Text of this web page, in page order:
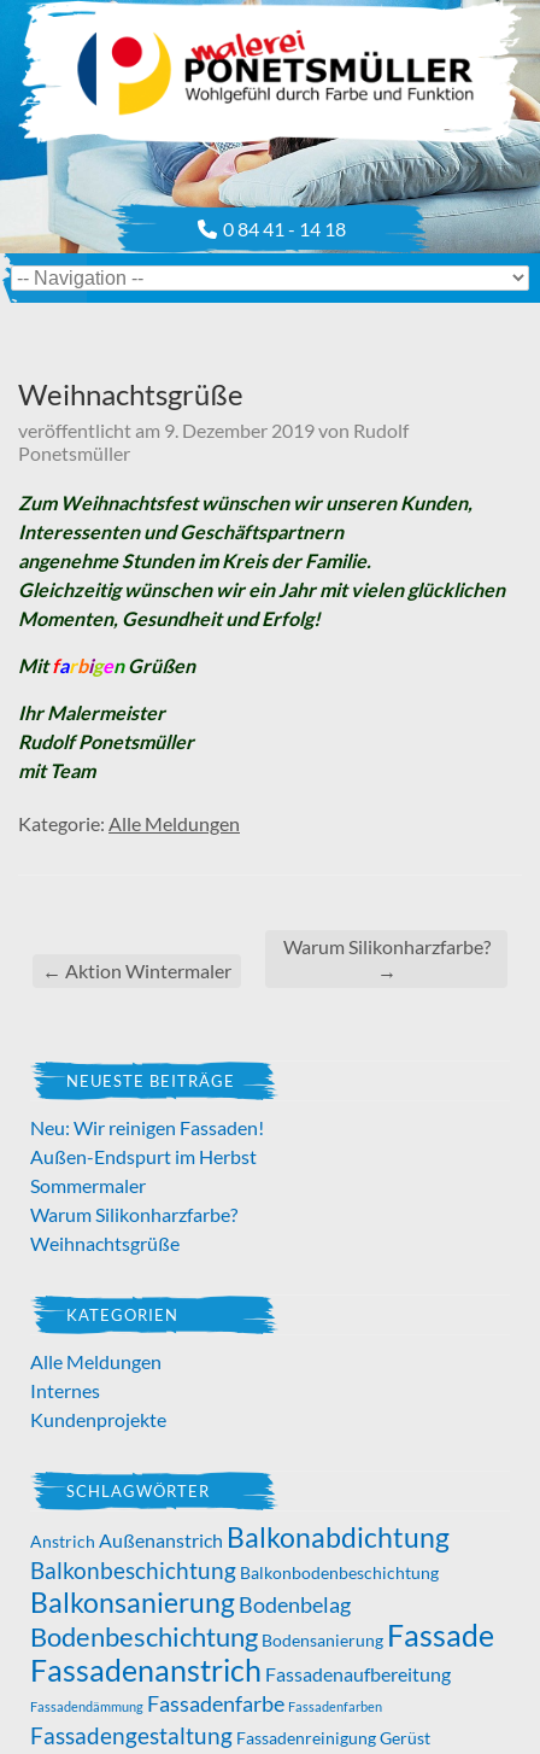
0 84 41 - 14 18
Weihnachtsgrüße
veröffentlicht am 9. Dezember 2019von Rudolf
Ponetsmüller
Zum Weihnachtsfest wünschen wir unseren Kunden,
Interessenten und Geschäftspartnern
angenehme Stunden im Kreis der Familie.
Gleichzeitig wünschen wir ein Jahr mit vielen glücklichen
Momenten, Gesundheit und Erfolg!
MitfarbigenGrüßen
Ihr Malermeister
Rudolf Ponetsmüller
mit Team
Kategorie: Alle Meldungen
← Aktion Wintermaler
Warum Silikonharzfarbe?
→
NEUESTE BEITRÄGE
Neu: Wir reinigen Fassaden!
Außen-Endspurt im Herbst
Sommermaler
Warum Silikonharzfarbe?
Weihnachtsgrüße
KATEGORIEN
Alle Meldungen
Internes
Kundenprojekte
SCHLAGWÖRTER
Anstrich Außenanstrich Balkonabdichtung
Balkonbeschichtung Balkonbodenbeschichtung
BalkonsanierungBodenbelag
Bodenbeschichtung Bodensanierung Fassade
Fassadenanstrich Fassadenaufbereitung
Fassadendämmung Fassadenfarbe Fassadenfarben
Fassadengestaltung FassadenreinigungGerüst